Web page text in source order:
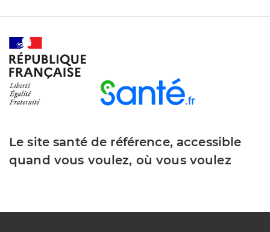
Le site santé de référence, accessible
quand vous voulez, où vous voulez